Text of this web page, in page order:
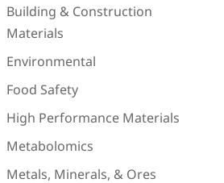
Building & Construction
Materials
Environmental
Food Safety
High Performance Materials
Metabolomics
Metals, Minerals, & Ores